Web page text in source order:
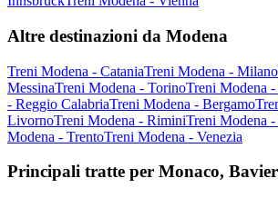
Altre destinazioni da Modena
Treni Modena - CataniaTreni Modena - Milano
MessinaTreni Modena - TorinoTreni Modena -
- Reggio CalabriaTreni Modena - Bergamo
LivornoTreni Modena - RiminiTreni Modena
Modena - TrentoTreni Modena - Venezia
Principali tratte per Monaco,